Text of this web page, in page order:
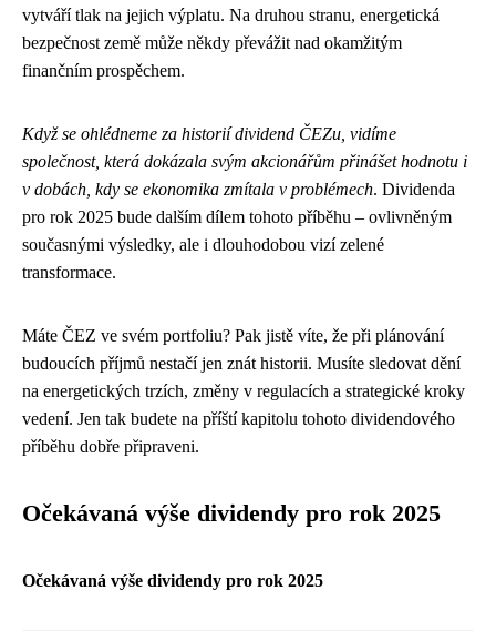
vytváří tlak na jejich výplatu. Na druhou stranu, energetická
bezpečnost země může někdy převážit nad okamžitým
finančním prospěchem.
Když se ohlédneme za historií dividend ČEZu, vidíme
společnost, která dokázala svým akcionářům přinášet hodnotu i
v dobách, kdy se ekonomika zmítala v problémech. Dividenda
pro rok 2025 bude dalším dílem tohoto příběhu – ovlivněným
současnými výsledky, ale i dlouhodobou vizí zelené
transformace.
Máte ČEZ ve svém portfoliu? Pak jistě víte, že při plánování
budoucích příjmů nestačí jen znát historii. Musíte sledovat dění
na energetických trzích, změny v regulacích a strategické kroky
vedení. Jen tak budete na příští kapitolu tohoto dividendového
příběhu dobře připraveni.
Očekávaná výše dividendy pro rok 2025
Očekávaná výše dividendy pro rok 2025